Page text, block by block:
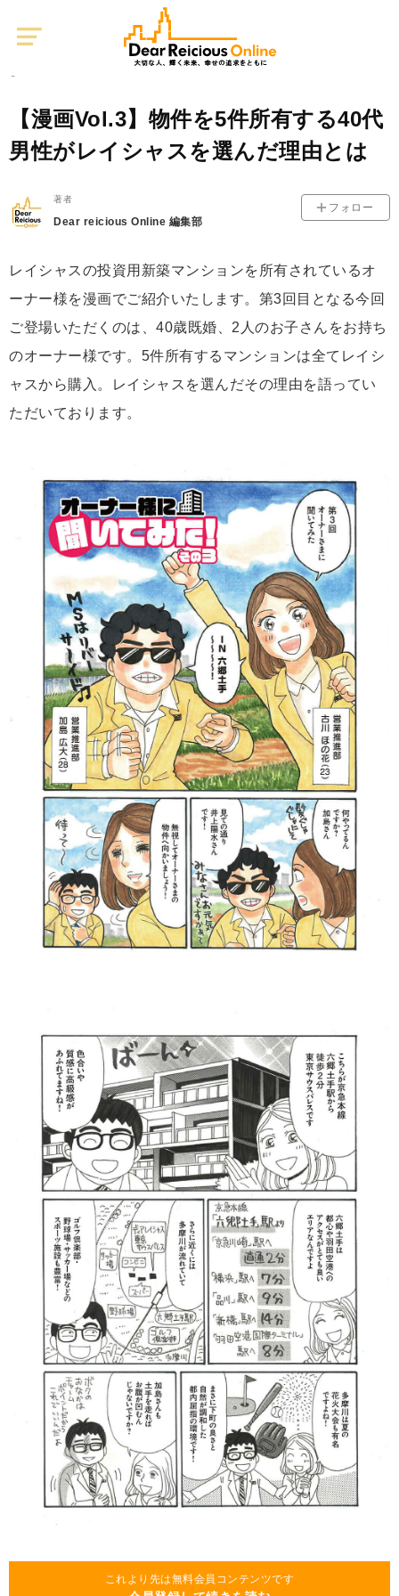
不動産投資
【漫画Vol.3】物件を5件所有する40代
男性がレイシャスを選んだ理由とは
著者
Dear reicious Online 編集部
フォロー
レイシャスの投資用新築マンションを所有されているオ
ーナー様を漫画でご紹介いたします。第3回目となる今回
ご登場いただくのは、40歳既婚、2人のお子さんをお持ち
のオーナー様です。5件所有するマンションは全てレイシ
ャスから購入。レイシャスを選んだその理由を語ってい
ただいております。
これより先は無料会員コンテンツです